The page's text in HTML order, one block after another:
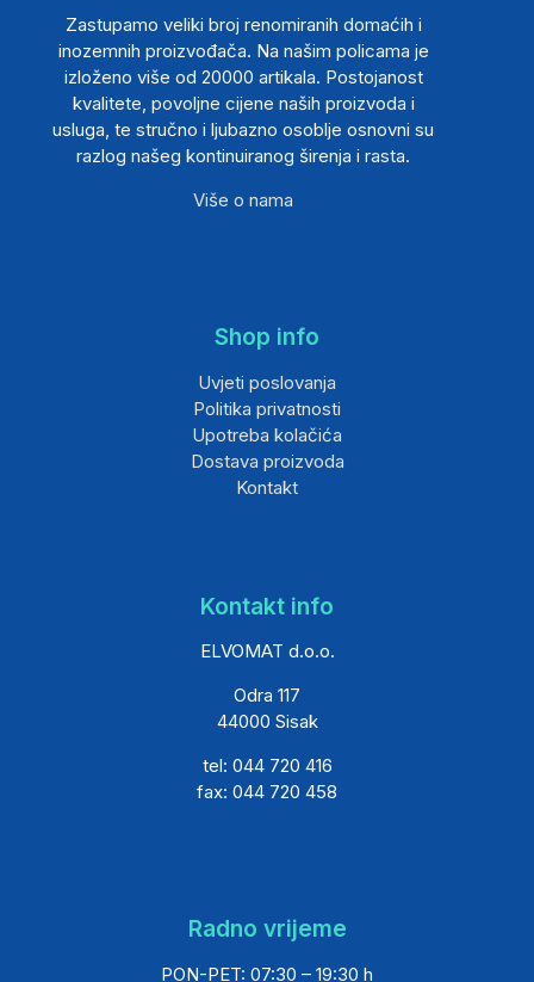
Zastupamo veliki broj renomiranih domaćih i
inozemnih proizvođača. Na našim policama je
izloženo više od 20000 artikala. Postojanost
kvalitete, povoljne cijene naših proizvoda i
usluga, te stručno i ljubazno osoblje osnovni su
razlog našeg kontinuiranog širenja i rasta.
Više o nama
Shop info
Uvjeti poslovanja
Politika privatnosti
Upotreba kolačića
Dostava proizvoda
Kontakt
Kontakt info
ELVOMAT d.o.o.
Odra 117
44000 Sisak
tel: 044 720 416
fax: 044 720 458
Radno vrijeme
PON-PET: 07:30 – 19:30 h